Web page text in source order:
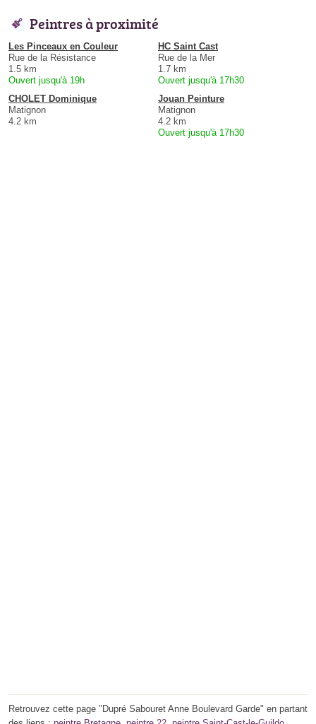
Peintres à proximité
Les Pinceaux en Couleur
Rue de la Résistance
1.5 km
Ouvert jusqu'à 19h
HC Saint Cast
Rue de la Mer
1.7 km
Ouvert jusqu'à 17h30
CHOLET Dominique
Matignon
4.2 km
Jouan Peinture
Matignon
4.2 km
Ouvert jusqu'à 17h30
Retrouvez cette page "Dupré Sabouret Anne Boulevard Garde" en partant